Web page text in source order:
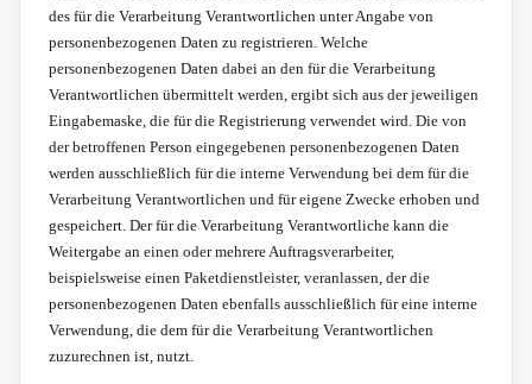
des für die Verarbeitung Verantwortlichen unter Angabe von
personenbezogenen Daten zu registrieren. Welche
personenbezogenen Daten dabei an den für die Verarbeitung
Verantwortlichen übermittelt werden, ergibt sich aus der jeweiligen
Eingabemaske, die für die Registrierung verwendet wird. Die von
der betroffenen Person eingegebenen personenbezogenen Daten
werden ausschließlich für die interne Verwendung bei dem für die
Verarbeitung Verantwortlichen und für eigene Zwecke erhoben und
gespeichert. Der für die Verarbeitung Verantwortliche kann die
Weitergabe an einen oder mehrere Auftragsverarbeiter,
beispielsweise einen Paketdienstleister, veranlassen, der die
personenbezogenen Daten ebenfalls ausschließlich für eine interne
Verwendung, die dem für die Verarbeitung Verantwortlichen
zuzurechnen ist, nutzt.